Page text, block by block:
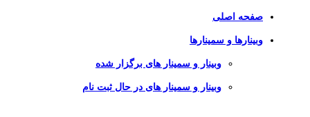
صفحه اصلی
وبینارها و سمینارها
وبینار و سمینار های برگزار شده
وبینار و سمینار های در حال ثبت نام